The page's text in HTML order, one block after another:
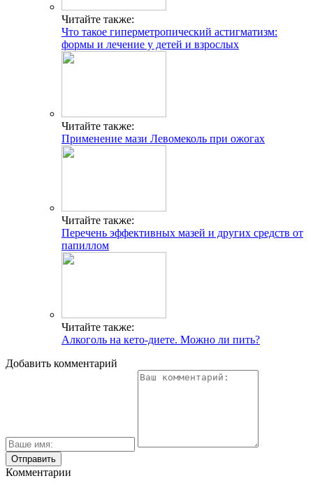
Читайте также:
Что такое гиперметропический астигматизм:
формы и лечение у детей и взрослых
Читайте также:
Применение мази Левомеколь при ожогах
Читайте также:
Перечень эффективных мазей и других средств от
папиллом
Читайте также:
Алкоголь на кето-диете. Можно ли пить?
Добавить комментарий
Комментарии